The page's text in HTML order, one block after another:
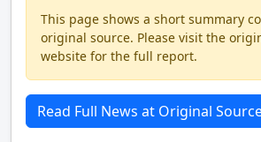
This page shows a short summary
original source. Please visit the
website for the full report.
Read Full News at Original